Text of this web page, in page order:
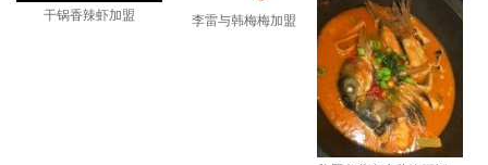
干锅香辣虾加盟 李雷与韩梅梅加盟